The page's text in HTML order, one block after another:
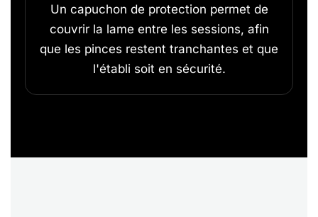
Un capuchon de protection permet de
couvrir la lame entre les sessions, afin
que les pinces restent tranchantes et que
l'établi soit en sécurité.